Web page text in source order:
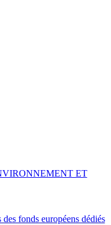
des fonds européens dédiés
ET